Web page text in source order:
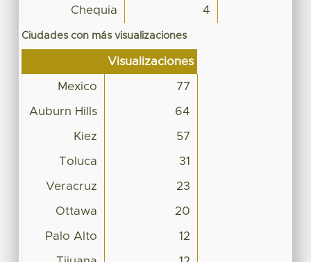
Chequia 4
Ciudades con más visualizaciones
Visualizaciones
Mexico 77
Auburn Hills 64
Kiez 57
Toluca 31
Veracruz 23
Ottawa 20
Palo Alto 12